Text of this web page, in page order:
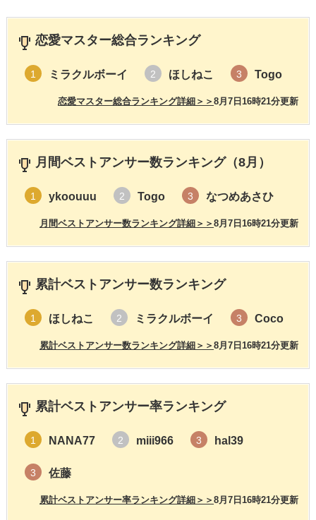
恋愛マスター総合ランキング
1 ミラクルボーイ 2 ほしねこ 3 Togo
8月7日16時21分更新
恋愛マスター総合ランキング詳細＞＞
月間ベストアンサー数ランキング（8月）
1 ykoouuu 2 Togo 3 なつめあさひ
8月7日16時21分更新
月間ベストアンサー数ランキング詳細＞＞
累計ベストアンサー数ランキング
1 ほしねこ 2 ミラクルボーイ 3 Coco
8月7日16時21分更新
累計ベストアンサー数ランキング詳細＞＞
累計ベストアンサー率ランキング
1 NANA77 2 miii966 3 hal39
3 佐藤
8月7日16時21分更新
累計ベストアンサー率ランキング詳細＞＞